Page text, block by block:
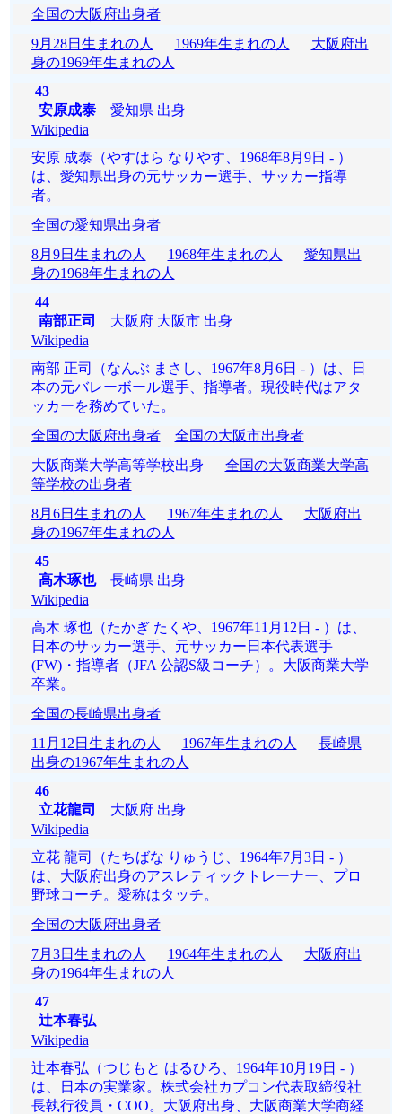
全国の大阪府出身者
9月28日生まれの人
1969年生まれの人
大阪府出
身の1969年生まれの人
43
安原成泰愛知県 出身
Wikipedia
安原 成泰（やすはら なりやす、1968年8月9日 - ）
は、愛知県出身の元サッカー選手、サッカー指導
者。
全国の愛知県出身者
8月9日生まれの人
1968年生まれの人
愛知県出
身の1968年生まれの人
44
南部正司
大阪府 大阪市 出身
Wikipedia
南部 正司（なんぶ まさし、1967年8月6日 - ）は、日
本の元バレーボール選手、指導者。現役時代はアタ
ッカーを務めていた。
全国の大阪府出身者
全国の大阪市出身者
大阪商業大学高等学校出身 全国の大阪商業大学高
等学校の出身者
8月6日生まれの人
1967年生まれの人
大阪府出
身の1967年生まれの人
45
高木琢也長崎県 出身
Wikipedia
高木 琢也（たかぎ たくや、1967年11月12日 - ）は、
日本のサッカー選手、元サッカー日本代表選手
(FW)・指導者（JFA 公認S級コーチ）。大阪商業大学
卒業。
全国の長崎県出身者
11月12日生まれの人
1967年生まれの人
長崎県
出身の1967年生まれの人
46
立花龍司
大阪府 出身
Wikipedia
立花 龍司（たちばな りゅうじ、1964年7月3日 - ）
は、大阪府出身のアスレティックトレーナー、プロ
野球コーチ。愛称はタッチ。
全国の大阪府出身者
7月3日生まれの人
1964年生まれの人
大阪府出
身の1964年生まれの人
47
辻本春弘
Wikipedia
辻本春弘（つじもと はるひろ、1964年10月19日 - ）
は、日本の実業家。株式会社カプコン代表取締役社
長執行役員・COO。大阪府出身、大阪商業大学商経